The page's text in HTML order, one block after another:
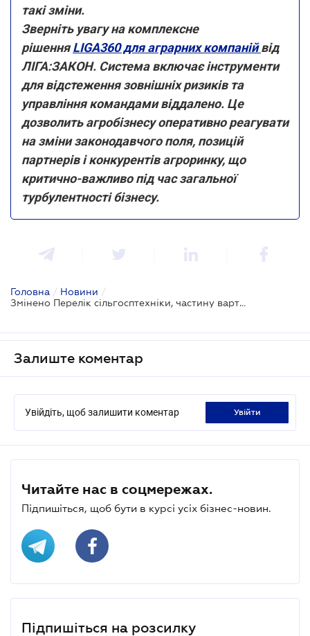
такі зміни.
Зверніть увагу на комплексне
рішенняLIGA360 для аграрних компанійвід
ЛІГА:ЗАКОН. Система включає інструменти
для відстеження зовнішніх ризиків та
управління командами віддалено. Це
дозволить агробізнесу оперативно реагувати
на зміни законодавчого поля, позицій
партнерів і конкурентів агроринку, що
критично-важливо під час загальної
турбулентності бізнесу.
Головна / Новини /
Змінено Перелік сільгосптехніки, частину вартості якої компенсує держава
Залиште коментар
Увійдіть, щоб залишити коментар увійти
Читайте нас в соцмережах.
Підпишіться, щоб бути в курсі усіх бізнес-новин.
Підпишіться на розсилку